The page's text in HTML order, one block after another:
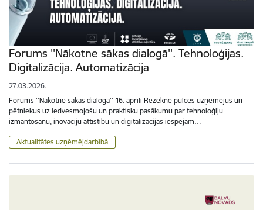
Forums ''Nākotne sākas dialogā''. Tehnoloģijas.
Digitalizācija. Automatizācija
27.03.2026.
Forums ''Nākotne sākas dialogā'' 16. aprīlī Rēzeknē pulcēs uzņēmējus un
pētniekus uz iedvesmojošu un praktisku pasākumu par tehnoloģiju
izmantošanu, inovāciju attīstību un digitalizācijas iespējām…
Aktualitātes uzņēmējdarbībā